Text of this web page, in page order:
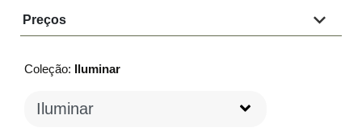
Preços
Coleção: Iluminar